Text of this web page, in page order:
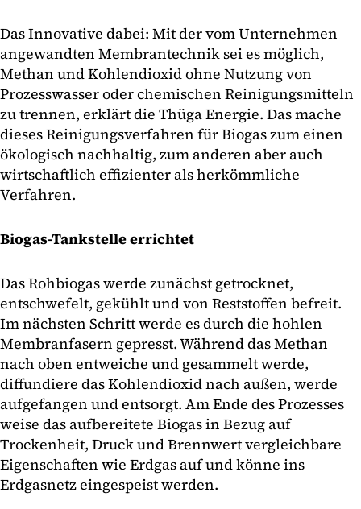
Das Innovative dabei: Mit der vom Unternehmen
angewandten Membrantechnik sei es möglich,
Methan und Kohlendioxid ohne Nutzung von
Prozesswasser oder chemischen Reinigungsmitteln
zu trennen, erklärt die Thüga Energie. Das mache
dieses Reinigungsverfahren für Biogas zum einen
ökologisch nachhaltig, zum anderen aber auch
wirtschaftlich effizienter als herkömmliche
Verfahren.
Biogas-Tankstelle errichtet
Das Rohbiogas werde zunächst getrocknet,
entschwefelt, gekühlt und von Reststoffen befreit.
Im nächsten Schritt werde es durch die hohlen
Membranfasern gepresst. Während das Methan
nach oben entweiche und gesammelt werde,
diffundiere das Kohlendioxid nach außen, werde
aufgefangen und entsorgt. Am Ende des Prozesses
weise das aufbereitete Biogas in Bezug auf
Trockenheit, Druck und Brennwert vergleichbare
Eigenschaften wie Erdgas auf und könne ins
Erdgasnetz eingespeist werden.